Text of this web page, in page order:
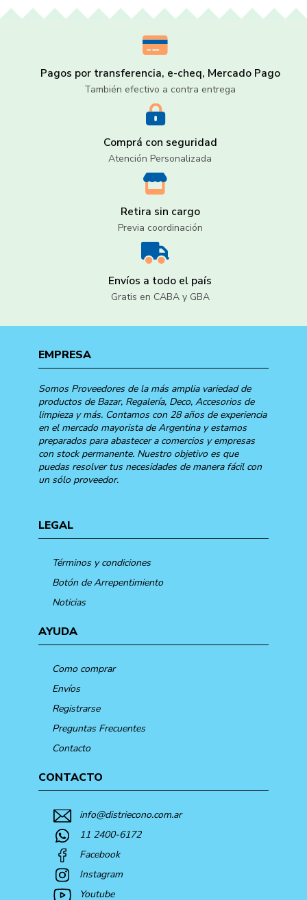
Pagos por transferencia, e-cheq, Mercado Pago
También efectivo a contra entrega
Comprá con seguridad
Atención Personalizada
Retira sin cargo
Previa coordinación
Envíos a todo el país
Gratis en CABA y GBA
EMPRESA
Somos Proveedores de la más amplia variedad de
productos de Bazar, Regalería, Deco, Accesorios de
limpieza y más. Contamos con 28 años de experiencia
en el mercado mayorista de Argentina y estamos
preparados para abastecer a comercios y empresas
con stock permanente. Nuestro objetivo es que
puedas resolver tus necesidades de manera fácil con
un sólo proveedor.
LEGAL
Términos y condiciones
Botón de Arrepentimiento
Noticias
AYUDA
Como comprar
Envíos
Registrarse
Preguntas Frecuentes
Contacto
CONTACTO
info@distriecono.com.ar
11 2400-6172
Facebook
Instagram
Youtube